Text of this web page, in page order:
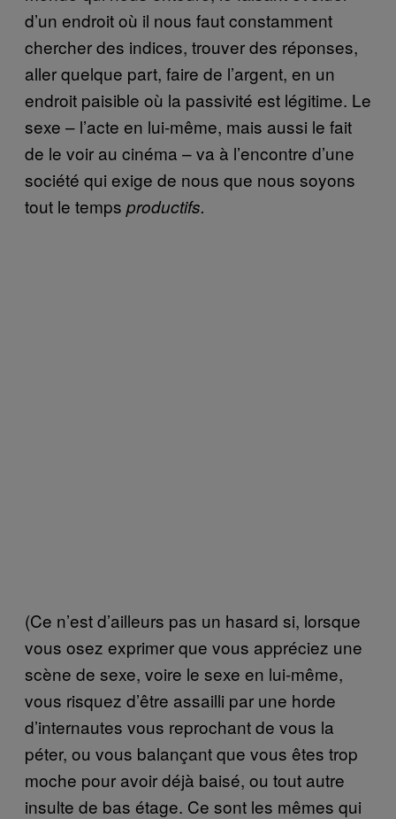
d’un endroit où il nous faut constamment
chercher des indices, trouver des réponses,
aller quelque part, faire de l’argent, en un
endroit paisible où la passivité est légitime. Le
sexe – l’acte en lui-même, mais aussi le fait
de le voir au cinéma – va à l’encontre d’une
société qui exige de nous que nous soyons
tout le temps productifs.
(Ce n’est d’ailleurs pas un hasard si, lorsque
vous osez exprimer que vous appréciez une
scène de sexe, voire le sexe en lui-même,
vous risquez d’être assailli par une horde
d’internautes vous reprochant de vous la
péter, ou vous balançant que vous êtes trop
moche pour avoir déjà baisé, ou tout autre
insulte de bas étage. Ce sont les mêmes qui